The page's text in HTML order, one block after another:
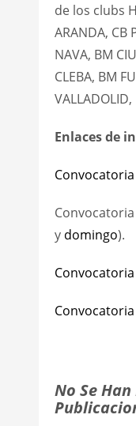
de los clubs
ARANDA, CB
NAVA, BM
CLEBA, BM
VALLADOLID,
Enlaces de
y domingo).
No Se